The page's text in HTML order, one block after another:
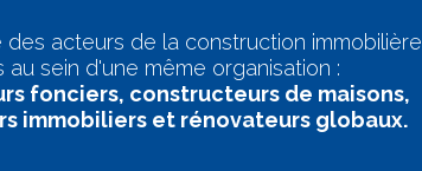
des acteurs de la construction immobilière
au sein d'une même organisation :
fonciers, constructeurs de maisons,
immobiliers et rénovateurs globaux.